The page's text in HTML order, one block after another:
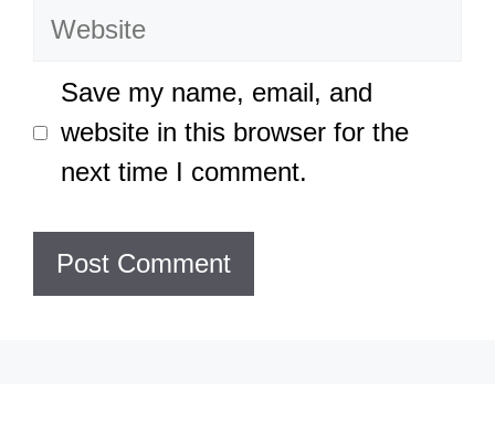
Website
Save my name, email, and
website in this browser for the
next time I comment.